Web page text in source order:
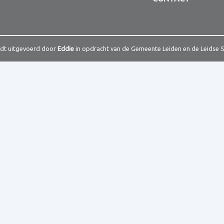
uitgevoerd door Eddie in opdracht van de Gemeente Leiden en de Leidse